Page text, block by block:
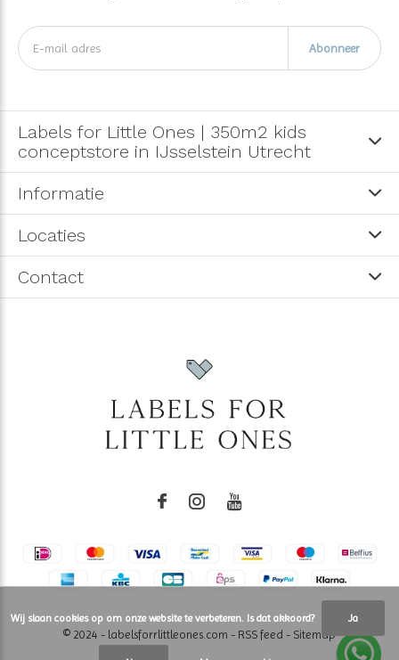
Abonneer
Labels for Little Ones | 350m2 kids
conceptstore in IJsselstein Utrecht
Informatie
Locaties
Contact
© 2024 - labelsforrlittleones.com - RSS feed - Sitemap
Wij slaan cookies op om onze website te verbeteren. Is dat akkoord? Ja